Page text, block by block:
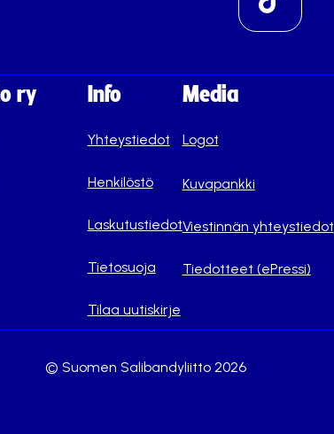
ry Info
Yhteystiedot
Henkilöstö
Laskutustiedot
Tietosuoja
Tilaa uutiskirje
Media
Logot
Kuvapankki
Viestinnän yhteystiedot
Tiedotteet (ePressi)
© Suomen Salibandyliitto 2026